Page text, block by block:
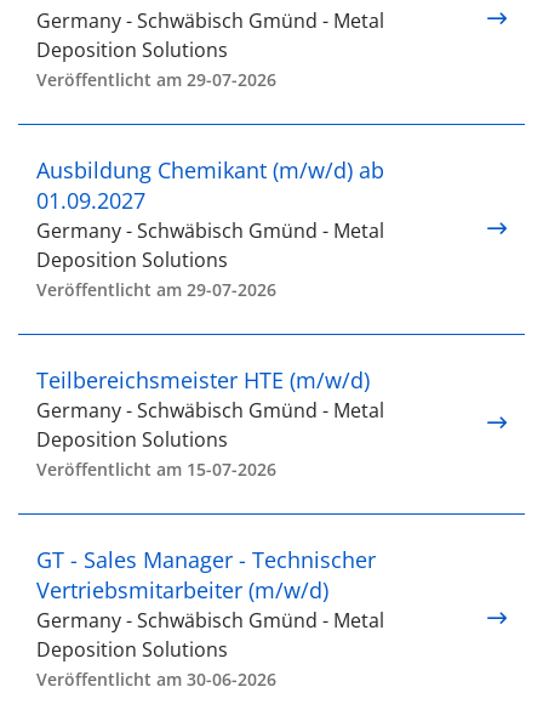
Germany - Schwäbisch Gmünd - Metal
Deposition Solutions
Veröffentlicht am 29-07-2026
Ausbildung Chemikant (m/w/d) ab
01.09.2027
Germany - Schwäbisch Gmünd - Metal
Deposition Solutions
Veröffentlicht am 29-07-2026
Teilbereichsmeister HTE (m/w/d)
Germany - Schwäbisch Gmünd - Metal
Deposition Solutions
Veröffentlicht am 15-07-2026
GT - Sales Manager - Technischer
Vertriebsmitarbeiter (m/w/d)
Germany - Schwäbisch Gmünd - Metal
Deposition Solutions
Veröffentlicht am 30-06-2026